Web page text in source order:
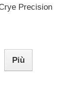
Precision
Più